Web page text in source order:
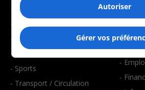
- Éducation
- Environnement
- Faits divers
- Santé et bien-être
- Sports
- Transport / Circulation
-
- Art de
- Bien-
-
-
Autoriser
Gérer vos